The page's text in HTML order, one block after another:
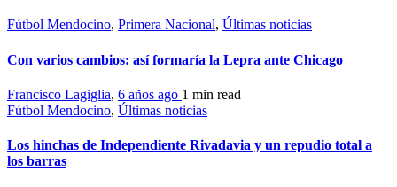
Fútbol Mendocino, Primera Nacional, Últimas noticias
Con varios cambios: así formaría la Lepra ante Chicago
Francisco Lagiglia, 6 años ago 1 min read
Fútbol Mendocino, Últimas noticias
Los hinchas de Independiente Rivadavia y un repudio total a
los barras